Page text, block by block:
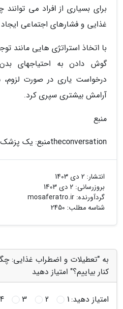
برای بسیاری از افراد می
غذایی و فشارهای اجتماعی ایجاد
با اتخاذ استراتژی هایی مانند
گوش دادن به احتیاجهای
درخواست یاری در صورت لزوم،
آرامش بیشتری سپری کرد.
منبع
theconversationمنبع: یک پزشک
انتشار: 2 دی 1403
بروزرسانی: 2 دی 1403
گردآورنده: mosaferatro.ir
شناسه مطلب: 2450
به "تعطیلات و اضطراب غذایی:
کنار بیاییم؟" امتیاز دهید
امتیاز دهید:1
2
3
4